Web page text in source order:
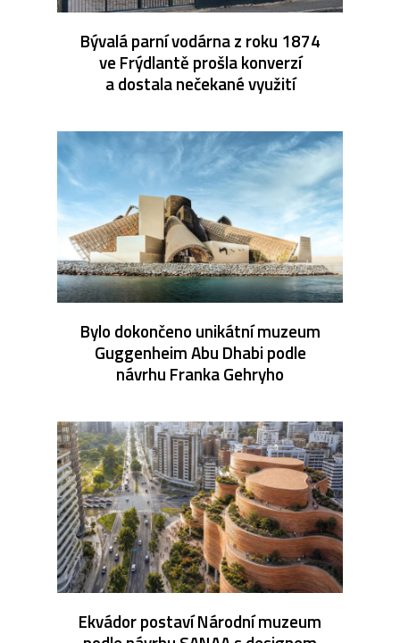
Bývalá parní vodárna z roku 1874
ve Frýdlantě prošla konverzí
a dostala nečekané využití
Bylo dokončeno unikátní muzeum
Guggenheim Abu Dhabi podle
návrhu Franka Gehryho
Ekvádor postaví Národní muzeum